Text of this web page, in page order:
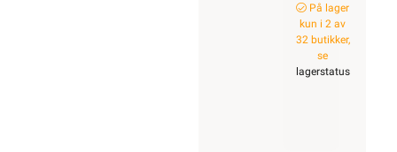
På lager
kun i 2 av
32 butikker,
se
lagerstatus